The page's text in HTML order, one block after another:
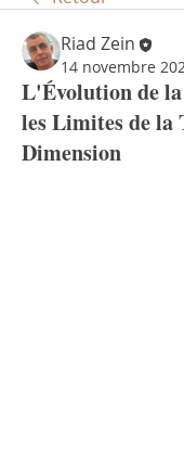
Riad Zein
14 novembre
L'Évolution de la
les Limites de la
Dimension